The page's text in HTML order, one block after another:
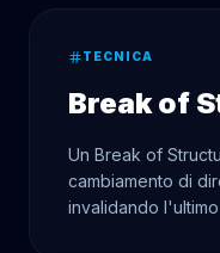
TECNICA
Break of
Un Break of
cambiamento di
invalidando